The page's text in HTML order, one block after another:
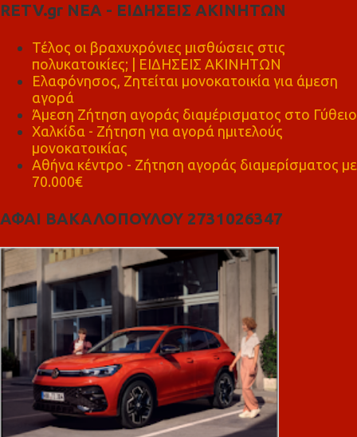
RETV.gr ΝΕΑ - ΕΙΔΗΣΕΙΣ ΑΚΙΝΗΤΩΝ
Τέλος οι βραχυχρόνιες μισθώσεις στις
πολυκατοικίες; | ΕΙΔΗΣΕΙΣ ΑΚΙΝΗΤΩΝ
Ελαφόνησος, Ζητείται μονοκατοικία για άμεση
αγορά
Άμεση Ζήτηση αγοράς διαμέρισματος στο Γύθειο
Χαλκίδα - Ζήτηση για αγορά ημιτελούς
μονοκατοικίας
Αθήνα κέντρο - Ζήτηση αγοράς διαμερίσματος με
70.000€
ΑΦΑΙ ΒΑΚΑΛΟΠΟΥΛΟΥ 2731026347